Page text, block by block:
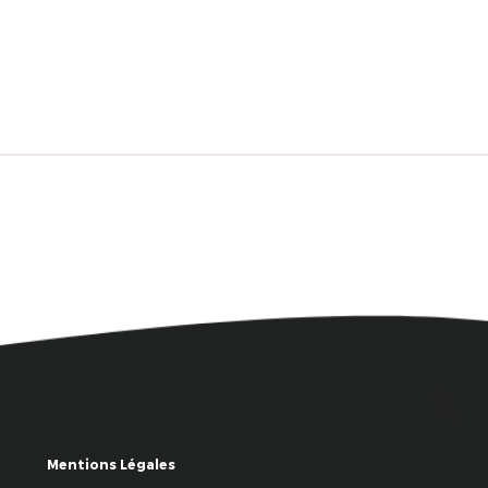
Mentions Légales